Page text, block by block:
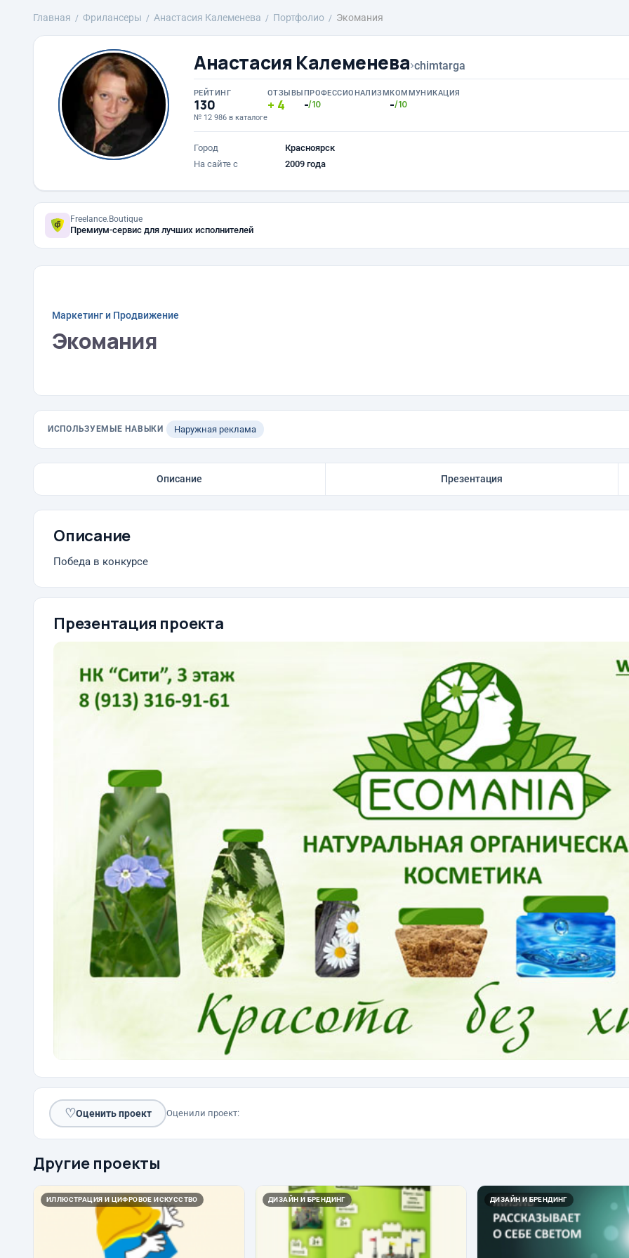
Главная Фрилансеры Анастасия Калеменева Портфолио Экомания
Анастасия Калеменева›chimtarga
РЕЙТИНГ
130
№ 12 986 в каталоге
ОТЗЫВЫ
4
ПРОФЕССИОНАЛИЗМ
-/10
КОММУНИКАЦИЯ
-/10
Город
Красноярск
На сайте с
2009 года
Freelance.Boutique
Премиум-сервис для лучших исполнителей
Маркетинг и Продвижение
Экомания
ИСПОЛЬЗУЕМЫЕ НАВЫКИ Наружная реклама
Описание Презентация
Описание
Победа в конкурсе
Презентация проекта
♡Оценить проект Оценили проект:
Другие проекты
ИЛЛЮСТРАЦИЯ И ЦИФРОВОЕ ИСКУССТВО ДИЗАЙН И БРЕНДИНГ ДИЗАЙН И БРЕНДИНГ